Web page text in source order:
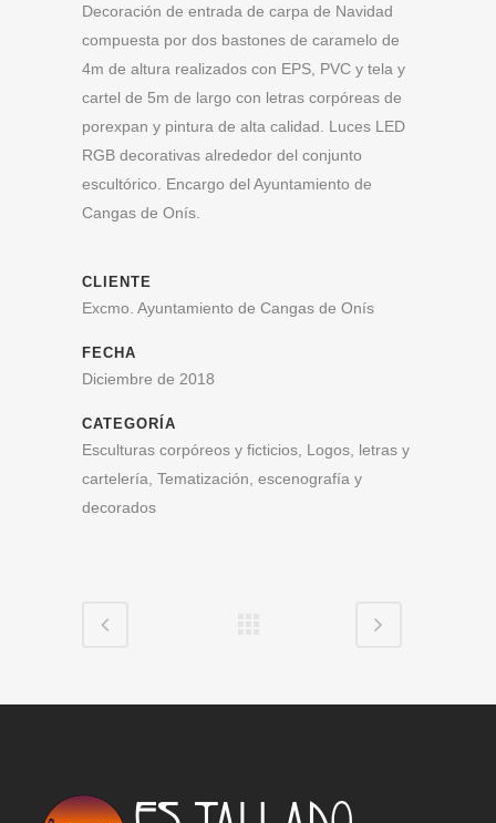
Decoración de entrada de carpa de Navidad
compuesta por dos bastones de caramelo de
4m de altura realizados con EPS, PVC y tela y
cartel de 5m de largo con letras corpóreas de
porexpan y pintura de alta calidad. Luces LED
RGB decorativas alrededor del conjunto
escultórico. Encargo del Ayuntamiento de
Cangas de Onís.
CLIENTE
Excmo. Ayuntamiento de Cangas de Onís
FECHA
Diciembre de 2018
CATEGORÍA
Esculturas corpóreos y ficticios, Logos, letras y
cartelería, Tematización, escenografía y
decorados